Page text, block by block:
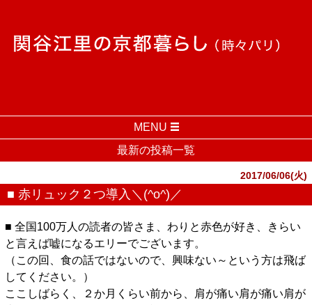
MENU
最新の投稿一覧
2017/06/06(火)
■ 赤リュック２つ導入＼(^o^)／
■ 全国100万人の読者の皆さま、わりと赤色が好き、きらい
と言えば嘘になるエリーでございます。
（この回、食の話ではないので、興味ない～という方は飛ば
してください。）
ここしばらく、２か月くらい前から、肩が痛い肩が痛い肩が